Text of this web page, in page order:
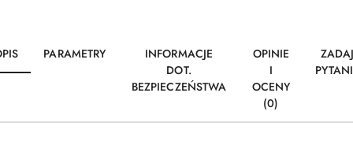
PARAMETRY
INFORMACJE
DOT.
BEZPIECZEŃSTWA
OPINIE
I
OCENY
(0)